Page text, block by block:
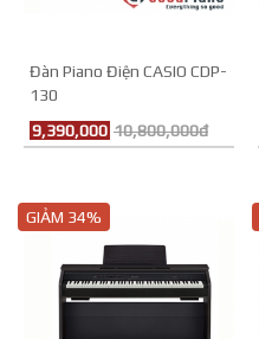
Đàn Piano Điện CASIO CDP-
130
9,390,000 10,800,000đ
GIẢM 34%